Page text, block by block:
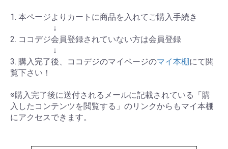
1. 本ページよりカートに商品を入れてご購入手続き
↓
2. ココデジ会員登録されていない方は会員登録
↓
3. 購入完了後、ココデジのマイページのマイ本棚にて閲
覧下さい！
※購入完了後に送付されるメールに記載されている「購
入したコンテンツを閲覧する」のリンクからもマイ本棚
にアクセスできます。